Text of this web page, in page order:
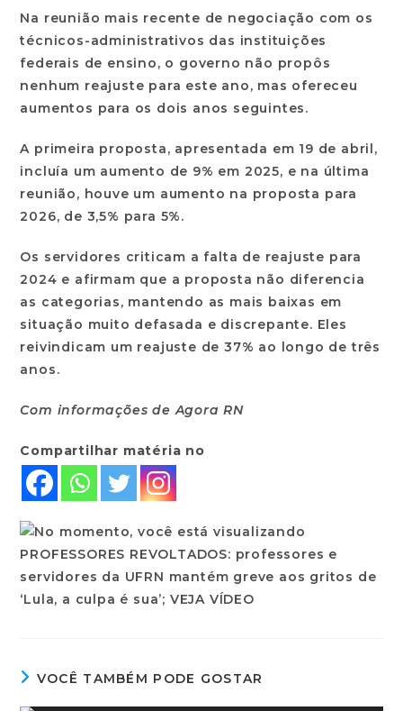
Na reunião mais recente de negociação com os
técnicos-administrativos das instituições
federais de ensino, o governo não propôs
nenhum reajuste para este ano, mas ofereceu
aumentos para os dois anos seguintes.
A primeira proposta, apresentada em 19 de abril,
incluía um aumento de 9% em 2025, e na última
reunião, houve um aumento na proposta para
2026, de 3,5% para 5%.
Os servidores criticam a falta de reajuste para
2024 e afirmam que a proposta não diferencia
as categorias, mantendo as mais baixas em
situação muito defasada e discrepante. Eles
reivindicam um reajuste de 37% ao longo de três
anos.
Com informações de Agora RN
Compartilhar matéria no
VOCÊ TAMBÉM PODE GOSTAR